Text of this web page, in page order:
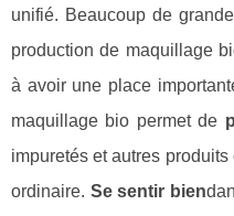
unifié. Beaucoup de
production de maquillage
à avoir une place
maquillage bio permet de
impuretés et autres
ordinaire. Se sentir bien